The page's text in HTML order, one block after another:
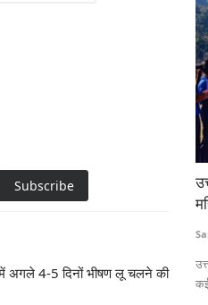
Subscribe
अगले 4-5 दिनों भीषण लू चलने की
ने उठाया बल्ला, लोकप्रिय हो रहा
महिला क्रिकेट प्रतियोगिताएं आम हो चली हैं।